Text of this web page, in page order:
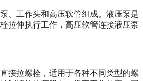
、工作头和高压软管组成。液压泵是
拉伸执行工作，高压软管连接液压泵
接拉螺栓，适用于各种不同类型的螺